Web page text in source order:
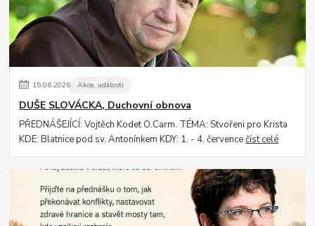
15.06.2026 Akce, události
DUŠE SLOVÁCKA, Duchovní obnova
PŘEDNÁŠEJÍCÍ: Vojtěch Kodet O.Carm. TÉMA: Stvořeni pro Krista
KDE: Blatnice pod sv. Antonínkem KDY: 1. - 4. červencečíst celé